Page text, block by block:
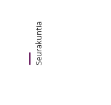
Seurakuntia